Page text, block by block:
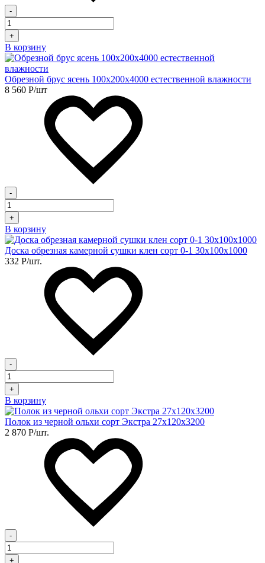
-
+
В корзину
Обрезной брус ясень 100х200х4000 естественной влажности
8 560 Р/шт
-
+
В корзину
Доска обрезная камерной сушки клен сорт 0-1 30х100х1000
332 Р/шт.
-
+
В корзину
Полок из черной ольхи сорт Экстра 27х120х3200
2 870 Р/шт.
-
+